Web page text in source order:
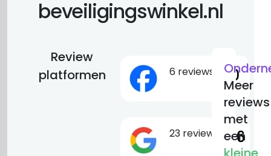
beveiligingswinkel.nl
Review
platformen
6 reviews 10
23 reviews 8.6
Meer
reviews
met
een